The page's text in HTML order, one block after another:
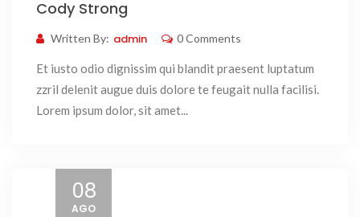
Cody Strong
Written By: admin 0 Comments
Et iusto odio dignissim qui blandit praesent luptatum
zzril delenit augue duis dolore te feugait nulla facilisi.
Lorem ipsum dolor, sit amet...
08
AGO